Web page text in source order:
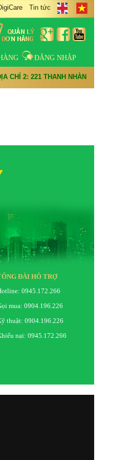
Tin tức
ĐĂNG NHẬP
CHỈ 2: 221 THANH NHÀN
ĐÀI HỖ TRỢ
0945.172.266
mua: 0904.196.226
thuật: 0904.196.226
nại: 0945.172.266